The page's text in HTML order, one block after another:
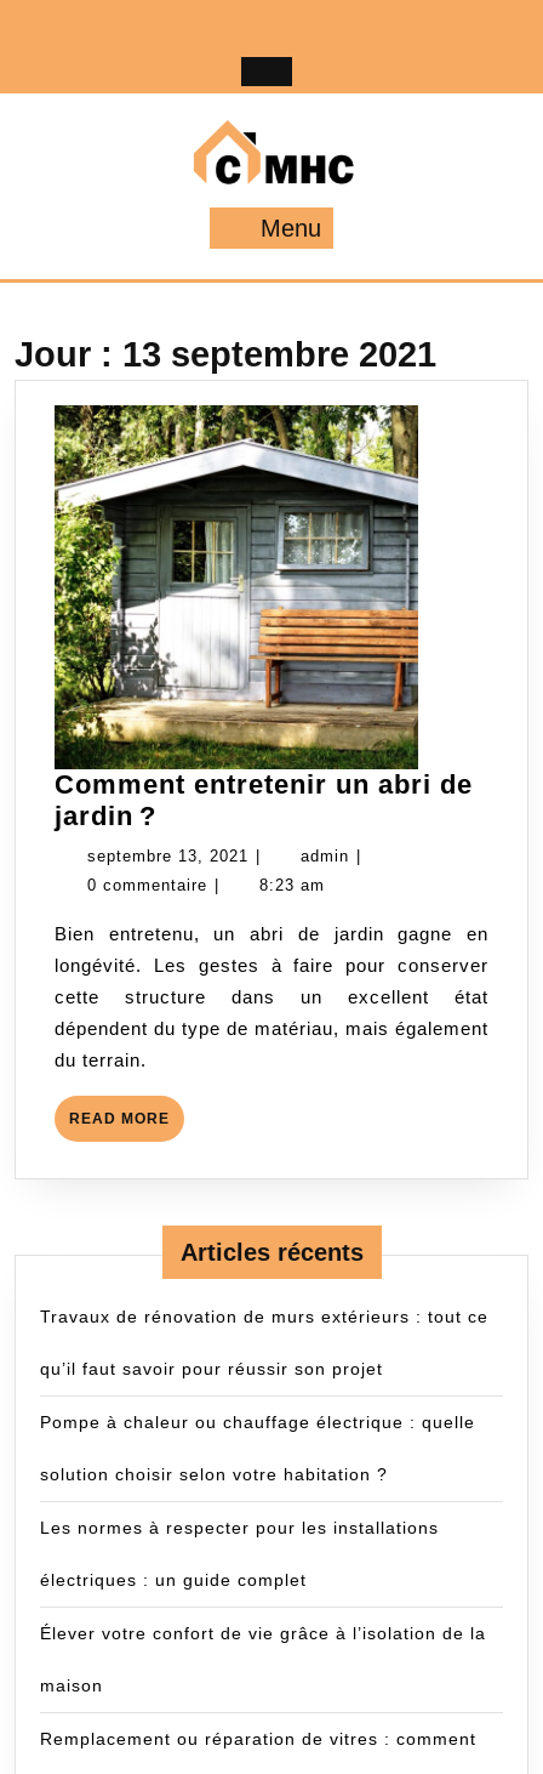
Menu
Jour : 13 septembre 2021
Comment entretenir un abri de
jardin ?
entretenir
un
de
jardin ?
septembre 13, 2021 septembre
13,
admin admin
0 commentaire
8:23 am
Bien entretenu, un abri de jardin gagne en
longévité. Les gestes à faire pour conserver
cette structure dans un excellent état
dépendent du type de matériau, mais également
du terrain.
READ MORE READ
MORE
Articles récents
Travaux de rénovation de murs extérieurs : tout ce
qu’il faut savoir pour réussir son projet
Pompe à chaleur ou chauffage électrique : quelle
solution choisir selon votre habitation ?
Les normes à respecter pour les installations
électriques : un guide complet
Élever votre confort de vie grâce à l’isolation de la
maison
Remplacement ou réparation de vitres : comment